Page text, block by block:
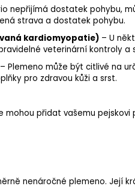
nepřijímá dostatek pohybu,
strava a dostatek pohybu.
kardiomyopatie) – U
veterinární kontroly
– Plemeno může být citlivé na
pro zdravou kůži a srst.
mohou přidat vašemu pejskovi
nenáročné plemeno. Její